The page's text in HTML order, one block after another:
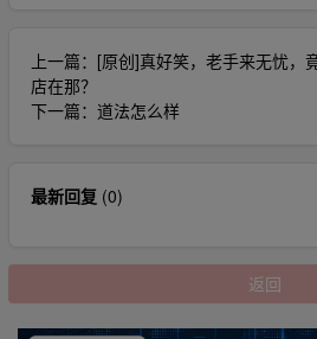
上一篇： [原创]真好笑，老手来无忧，
店在那？
下一篇： 道法怎么样
最新回复 (0)
返回